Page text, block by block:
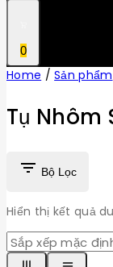
0
Home / Sản phẩm
Tụ Nhôm
Bộ Lọc
Hiển thị kết quả